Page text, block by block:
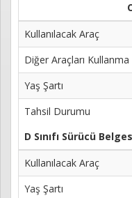
Kullanılacak Araç
Diğer Araçları Kullanma
Yaş Şartı
Tahsil Durumu
D Sınıfı Sürücü
Kullanılacak Araç
Yaş Şartı